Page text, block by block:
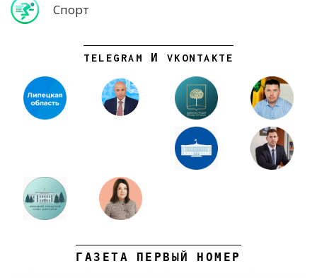
Спорт
TELEGRAM И VKONTAKTE
ГАЗЕТА ПЕРВЫЙ НОМЕР